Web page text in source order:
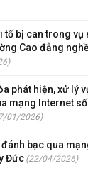
tố bị can trong vụ
Cao đẳng
phát hiện, xử lý
mạng Internet
01/2026)
bạc qua
Đức (22/04/2026)